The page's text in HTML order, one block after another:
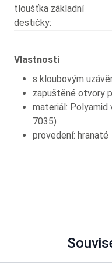
tloušťka základní
destičky:
Vlastnosti
s kloubovým
zapuštěné otvory
materiál: Polyamid
7035)
provedení: hranaté